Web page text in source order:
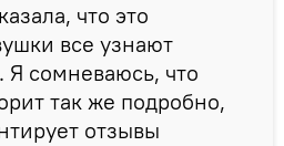
что это
все узнают
Я сомневаюсь, что
так же подробно,
отзывы